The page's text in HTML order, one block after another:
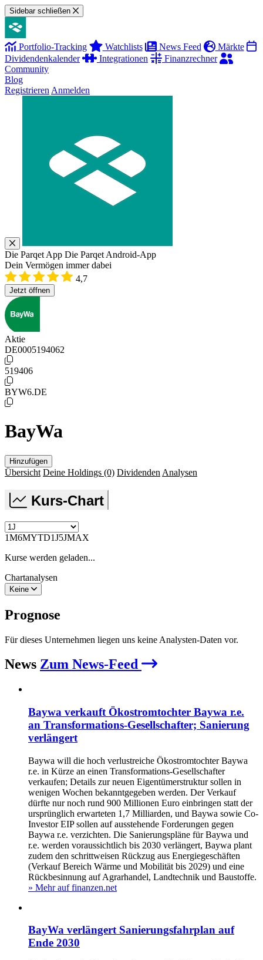
Sidebar schließen
Portfolio-Tracking Watchlists News Feed
Märkte
Dividendenkalender
Integrationen
Finanzrechner
Community
Blog
Registrieren Anmelden
Die Parqet App Die Parqet Android-App
Dein Vermögen immer dabei
4,7
Jetzt öffnen
Aktie
DE0005194062
519406
BYW6.DE
BayWa
Hinzufügen
Übersicht Deine Holdings (0) Dividenden Analysen
Kurs-Chart
1M6MYTD1J5JMAX
Kurse werden geladen...
Chartanalysen
Keine
Prognose
Für dieses Unternehmen liegen uns keine Analysten-Daten vor.
News Zum News-Feed
Baywa verkauft Ökostromtochter Baywa r.e.
an Transformations-Gesellschafter; Sanierung
verlängert
Baywa will die hoch verlustreiche Ökostromtochter Baywa
r.e. in Kürze an einen Transformations-Gesellschafter
verkaufen; Details zur neuen Eigentümerstruktur sollen in
wenigen Wochen bekanntgegeben werden. Der Verkauf
dürfte nur noch rund 900 Millionen Euro einbringen statt der
ursprünglich erwarteten 1,7 Milliarden, und Baywa sowie Co-
Investor EIP sollen auf ausstehende Forderungen gegen
Baywa r.e. verzichten. Die Sanierungspläne für Baywa und
r.e. werden voraussichtlich bis 2030 verlängert, Baywa plant
zudem den schrittweisen Rückzug aus Energiegeschäften
(Verkauf Bereich Wärme und Mobilität bis 2029) und eine
Rückbesinnung auf Agrarhandel, Landtechnik und Baustoffe.
» Mehr auf finanzen.net
BayWa verlängert Sanierungsfahrplan auf
Ende 2030